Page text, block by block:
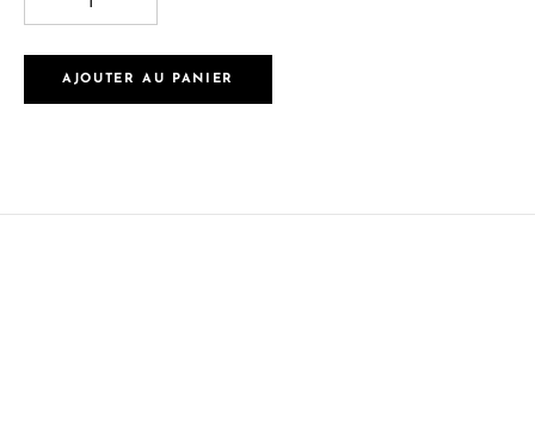
AJOUTER AU PANIER